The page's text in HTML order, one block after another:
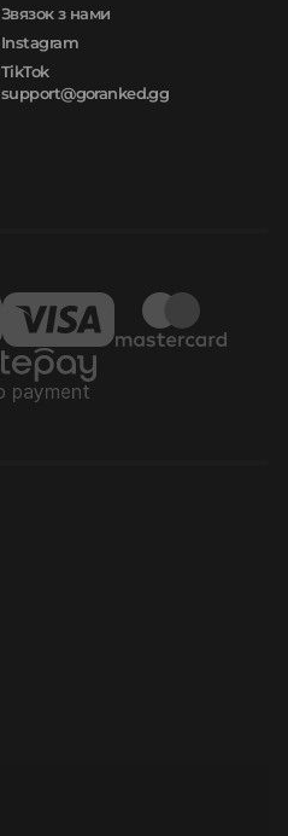
Звязок з нами
Instagram
TikTok
support@goranked.gg